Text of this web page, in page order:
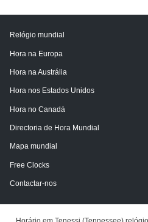
Relógio mundial
Hora na Europa
Hora na Austrália
Hora nos Estados Unidos
Hora no Canadá
Directoria de Hora Mundial
Mapa mundial
Free Clocks
Contactar-nos